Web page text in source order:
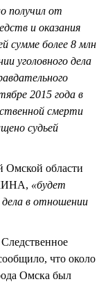
получил от
и оказания
сумме более 8 млн
уголовного дела
2015 года в
смерти
судьей
Омской области
«будет
дела в отношении
что около
Омска был